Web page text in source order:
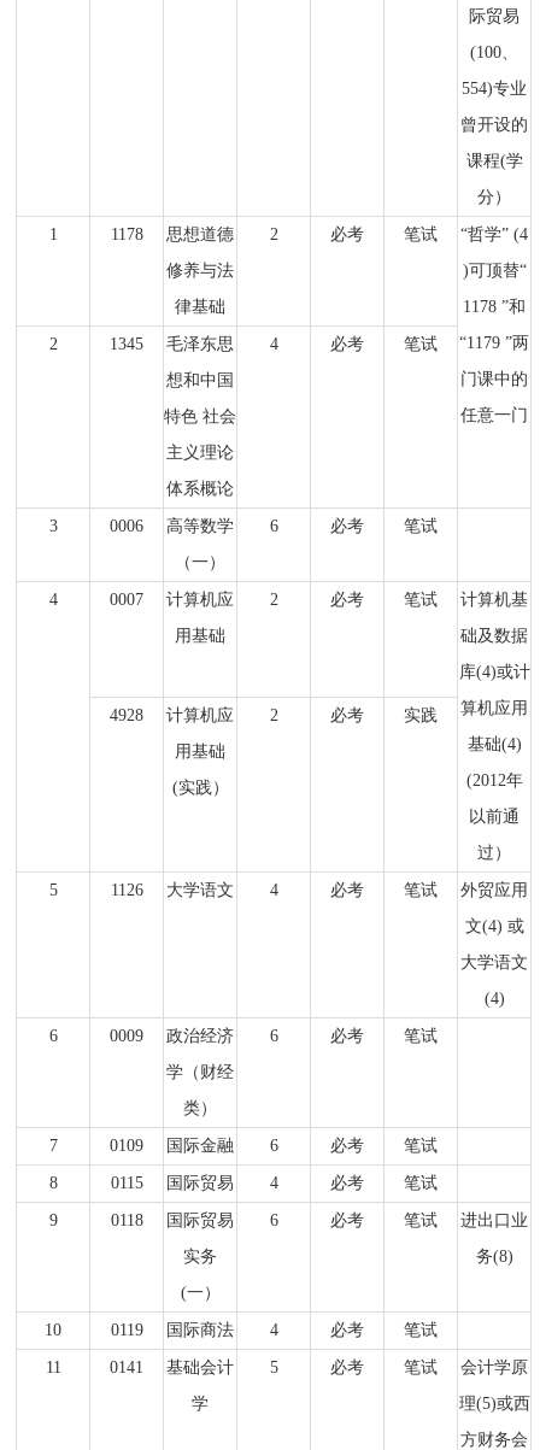
际贸易
(100、
554)专业
曾开设的
课程(学
分）
1 1178
思想道德
修养与法
律基础
2 必考 笔试
“哲学” (4
)可顶替“
1178 ”和
“1179 ”两
门课中的
任意一门
2 1345
毛泽东思
想和中国
特色 社会
主义理论
体系概论
4 必考 笔试
3 0006
高等数学
（一）
6 必考 笔试
4 0007
计算机应
用基础
2 必考 笔试
计算机基
础及数据
库(4)或计
算机应用
基础(4)
(2012年
以前通
过）
4928
计算机应
用基础
(实践）
2 必考 实践
5 1126 大学语文 4 必考 笔试
外贸应用
文(4) 或
大学语文
(4)
6 0009
政治经济
学（财经
类）
6 必考 笔试
7 0109 国际金融 6 必考 笔试
8 0115 国际贸易 4 必考 笔试
9 0118
国际贸易
实务
(一）
6 必考 笔试
进出口业
务(8)
10 0119 国际商法 4 必考 笔试
11 0141
基础会计
学
5 必考 笔试
会计学原
理(5)或西
方财务会